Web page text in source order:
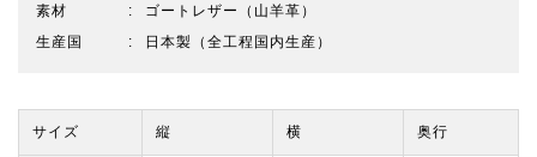
素材
ゴートレザー（山羊革）
生産国
日本製（全工程国内生産）
サイズ 縦 横 奥行